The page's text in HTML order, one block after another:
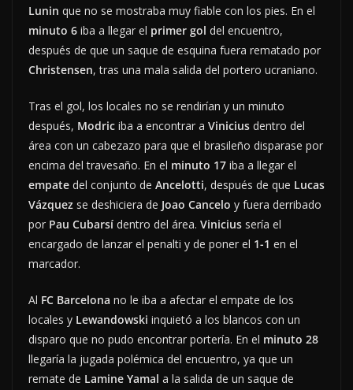
Lunin que no se mostraba muy fiable con los pies. En el
minuto 6 iba a llegar el primer gol del encuentro,
después de que un saque de esquina fuera rematado por
Christensen, tras una mala salida del portero ucraniano.
Tras el gol, los locales no se rendirían y un minuto
después, Modric iba a encontrar a Vinicius dentro del
área con un cabezazo para que el brasileño disparase por
encima del travesaño. En el minuto 17 iba a llegar el
empate del conjunto de Ancelotti, después de que Lucas
Vázquez se deshiciera de Joao Cancelo y fuera derribado
por Pau Cubarsí dentro del área. Vinicius sería el
encargado de lanzar el penalti y de poner el 1-1 en el
marcador.
Al FC Barcelona no le iba a afectar el empate de los
locales y Lewandowski inquietó a los blancos con un
disparo que no pudo encontrar portería. En el minuto 28
llegaría la jugada polémica del encuentro, ya que un
remate de Lamine Yamal a la salida de un saque de